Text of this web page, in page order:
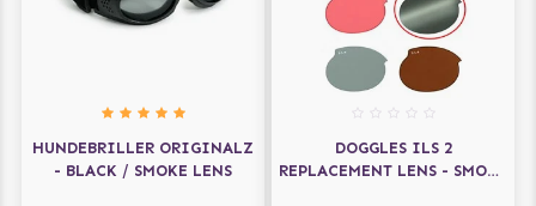
HUNDEBRILLER ORIGINALZ
- BLACK / SMOKE LENS
DOGGLES ILS 2
REPLACEMENT LENS - SMOKE